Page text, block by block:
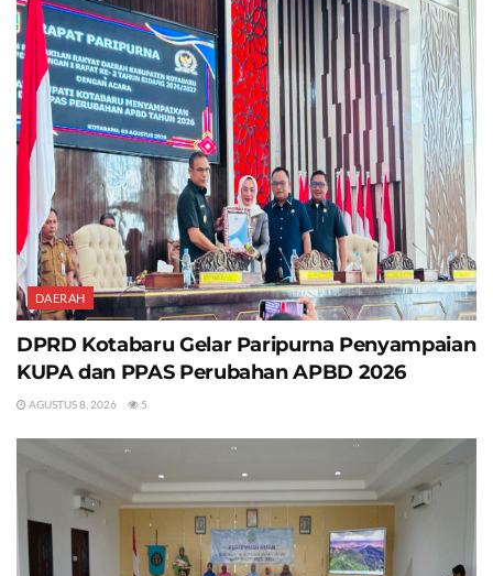
DAERAH
DPRD Kotabaru Gelar Paripurna Penyampaian
KUPA dan PPAS Perubahan APBD 2026
AGUSTUS 8, 2026 5